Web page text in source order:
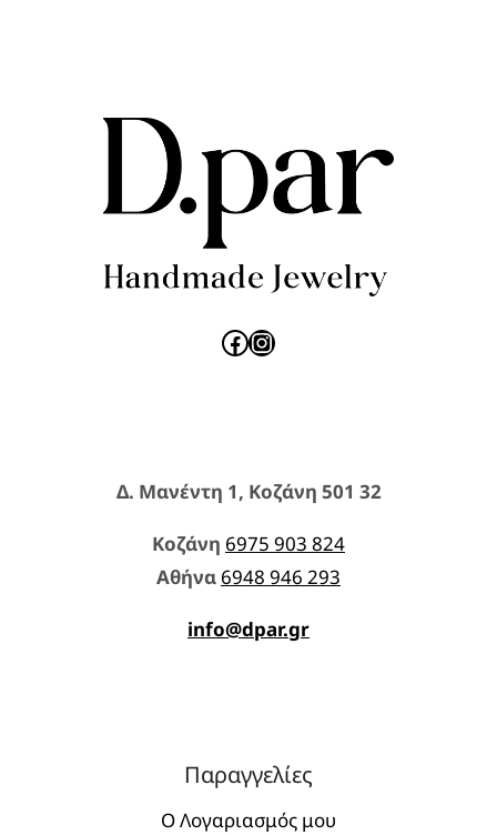
Facebook
Instagram
Δ. Μανέντη 1, Κοζάνη 501 32
Κοζάνη 6975 903 824
Aθήνα 6948 946 293
info@dpar.gr
Παραγγελίες
Ο Λογαριασμός μου